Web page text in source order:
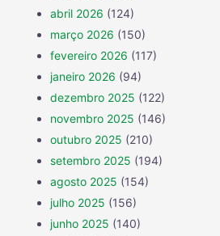
abril 2026 (124)
março 2026 (150)
fevereiro 2026 (117)
janeiro 2026 (94)
dezembro 2025 (122)
novembro 2025 (146)
outubro 2025 (210)
setembro 2025 (194)
agosto 2025 (154)
julho 2025 (156)
junho 2025 (140)